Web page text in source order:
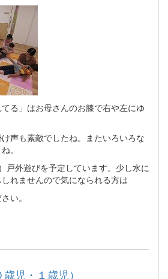
てる」はお母さんのお膝で右や左にゆ
け声も素敵でしたね。またいろいろな
。
戸外遊びを予定しています。少し水に
れませんので気になられる方は
い。
児・１歳児）